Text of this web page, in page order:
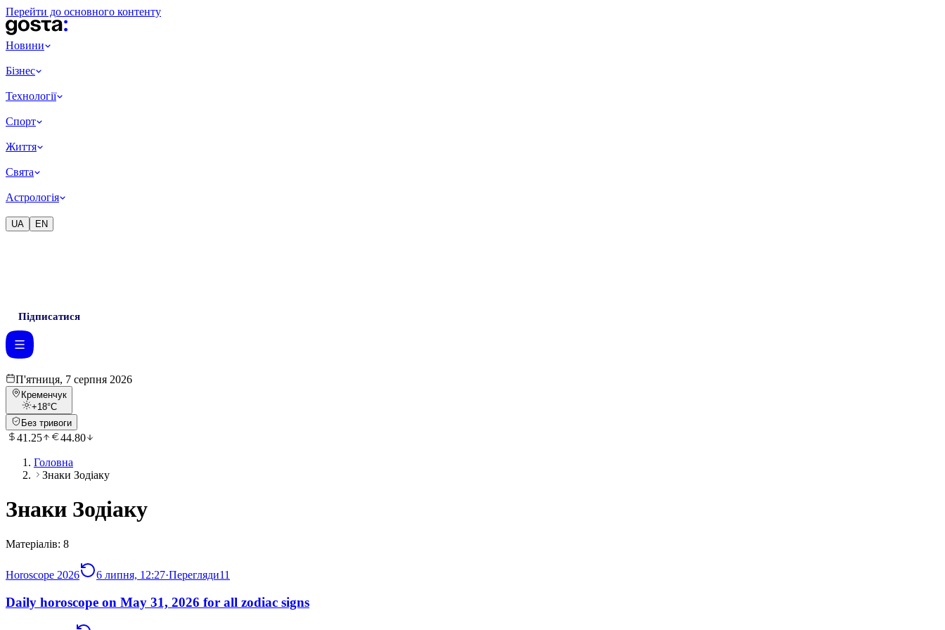
Перейти до основного контенту
Новини
Бізнес
Технології
Спорт
Життя
Свята
Астрологія
UA EN
Підписатися
П'ятниця, 7 серпня 2026
Кременчук
+18°C
Без тривоги
41.25 44.80
Головна
Знаки Зодіаку
Знаки Зодіаку
Матеріалів: 8
Horoscope 2026 6 липня, 12:27·Перегляди11
Daily horoscope on May 31, 2026 for all zodiac signs